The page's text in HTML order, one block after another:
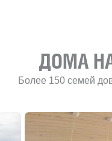
ДОМА
Более 150 семей